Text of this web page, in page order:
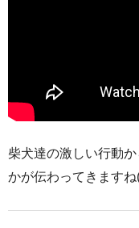
柴犬達の激しい行動
かが伝わってきます